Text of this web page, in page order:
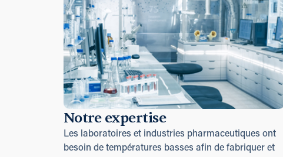
Notre expertise
Les laboratoires et industries pharmaceutiques ont
besoin de températures basses afin de fabriquer et